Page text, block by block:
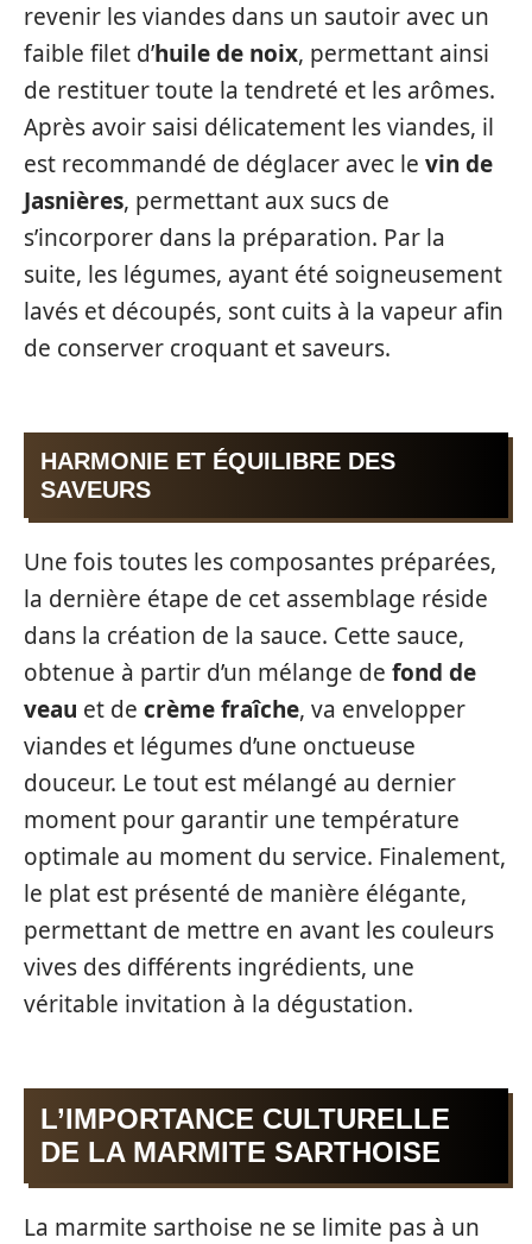
revenir les viandes dans un sautoir avec un
faible filet d’huile de noix, permettant ainsi
de restituer toute la tendreté et les arômes.
Après avoir saisi délicatement les viandes, il
est recommandé de déglacer avec le vin de
Jasnières, permettant aux sucs de
s’incorporer dans la préparation. Par la
suite, les légumes, ayant été soigneusement
lavés et découpés, sont cuits à la vapeur afin
de conserver croquant et saveurs.
HARMONIE ET ÉQUILIBRE DES
SAVEURS
Une fois toutes les composantes préparées,
la dernière étape de cet assemblage réside
dans la création de la sauce. Cette sauce,
obtenue à partir d’un mélange de fond de
veau et de crème fraîche, va envelopper
viandes et légumes d’une onctueuse
douceur. Le tout est mélangé au dernier
moment pour garantir une température
optimale au moment du service. Finalement,
le plat est présenté de manière élégante,
permettant de mettre en avant les couleurs
vives des différents ingrédients, une
véritable invitation à la dégustation.
L’IMPORTANCE CULTURELLE
DE LA MARMITE SARTHOISE
La marmite sarthoise ne se limite pas à un